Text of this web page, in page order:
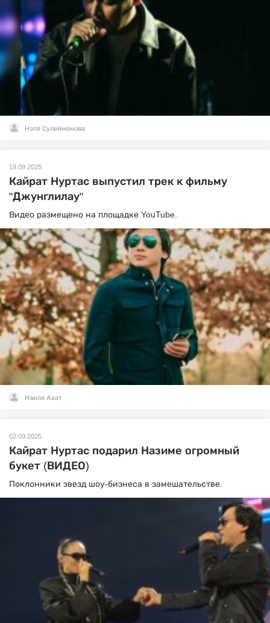
Нэля Сулейменова
19.09.2025
Кайрат Нуртас выпустил трек к фильму
"Джунглилау"
Видео размещено на площадке YouTube.
Наиля Ахат
02.09.2025
Кайрат Нуртас подарил Назиме огромный
букет (ВИДЕО)
Поклонники звезд шоу-бизнеса в замешательстве.